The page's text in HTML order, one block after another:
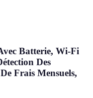
Batterie, Wi-Fi
Des
Frais Mensuels,